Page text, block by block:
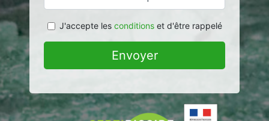
J'accepte les conditionset d'être rappelé
Envoyer